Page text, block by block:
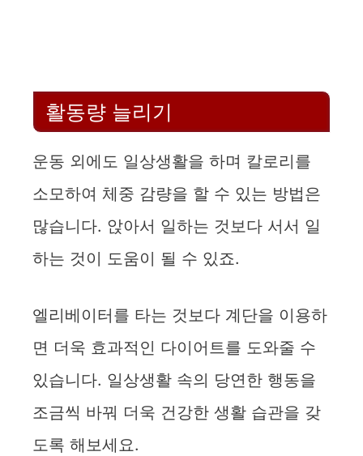
활동량 늘리기
운동 외에도 일상생활을 하며 칼로리를
소모하여 체중 감량을 할 수 있는 방법은
많습니다. 앉아서 일하는 것보다 서서 일
하는 것이 도움이 될 수 있죠.
엘리베이터를 타는 것보다 계단을 이용하
면 더욱 효과적인 다이어트를 도와줄 수
있습니다. 일상생활 속의 당연한 행동을
조금씩 바꿔 더욱 건강한 생활 습관을 갖
도록 해보세요.